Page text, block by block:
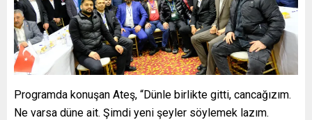
Programda konuşan Ateş, “Dünle birlikte gitti, cancağızım.
Ne varsa düne ait. Şimdi yeni şeyler söylemek lazım.